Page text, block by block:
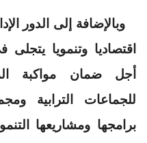
وبالإضافة إلى الدور
اقتصاديا وتنمويا يتجلى
أجل ضمان مواكبة
للجماعات الترابية
برامجها ومشاريعها